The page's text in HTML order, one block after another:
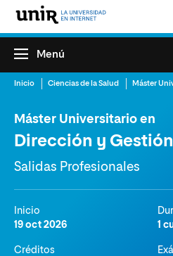
Menú
Inicio Ciencias de la Salud
Máster Universitario en
Dirección y
Salidas Profesionales
Inicio
19 oct 2026
1
Créditos